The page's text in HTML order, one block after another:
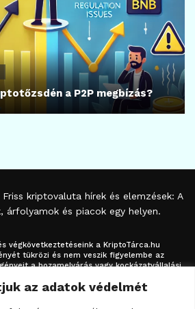
az adatok védelmét
a P2P megbízás?
kriptovaluta hírek és elemzések: A
árfolyamok és piacok egy helyen.
végkövetkeztetéseink a KriptoTárca.hu
tükrözi és nem veszik figyelembe az
a hozamelvárás vagy kockázatvállalási
befektetési ajánlásnak, értékpapír /
cloud mining stb. jegyzésére / vételére /
azok kizárólag tájékoztatásul